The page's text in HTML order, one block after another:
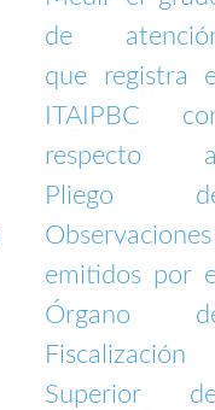
de
que registra
ITAIPBC
respecto
Pliego
Observaciones
emitidos por
Órgano
Fiscalización
Superior